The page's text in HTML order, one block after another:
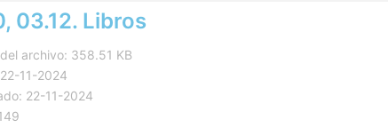
03.12. Libros
archivo: 358.51 KB
11-2024
22-11-2024